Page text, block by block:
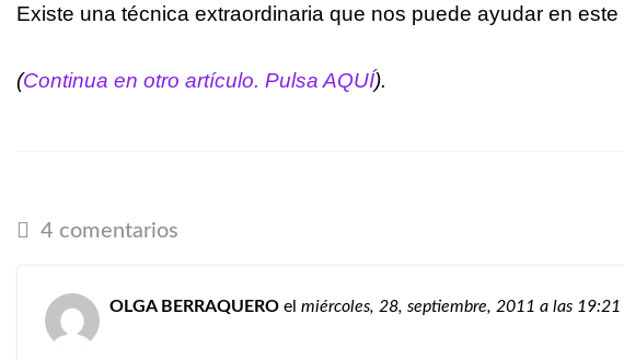
Existe una técnica extraordinaria que nos puede ayudar en este
(Continua en otro artículo. Pulsa AQUÍ).
4 comentarios
OLGA BERRAQUERO el miércoles, 28, septiembre, 2011 a las 19:21